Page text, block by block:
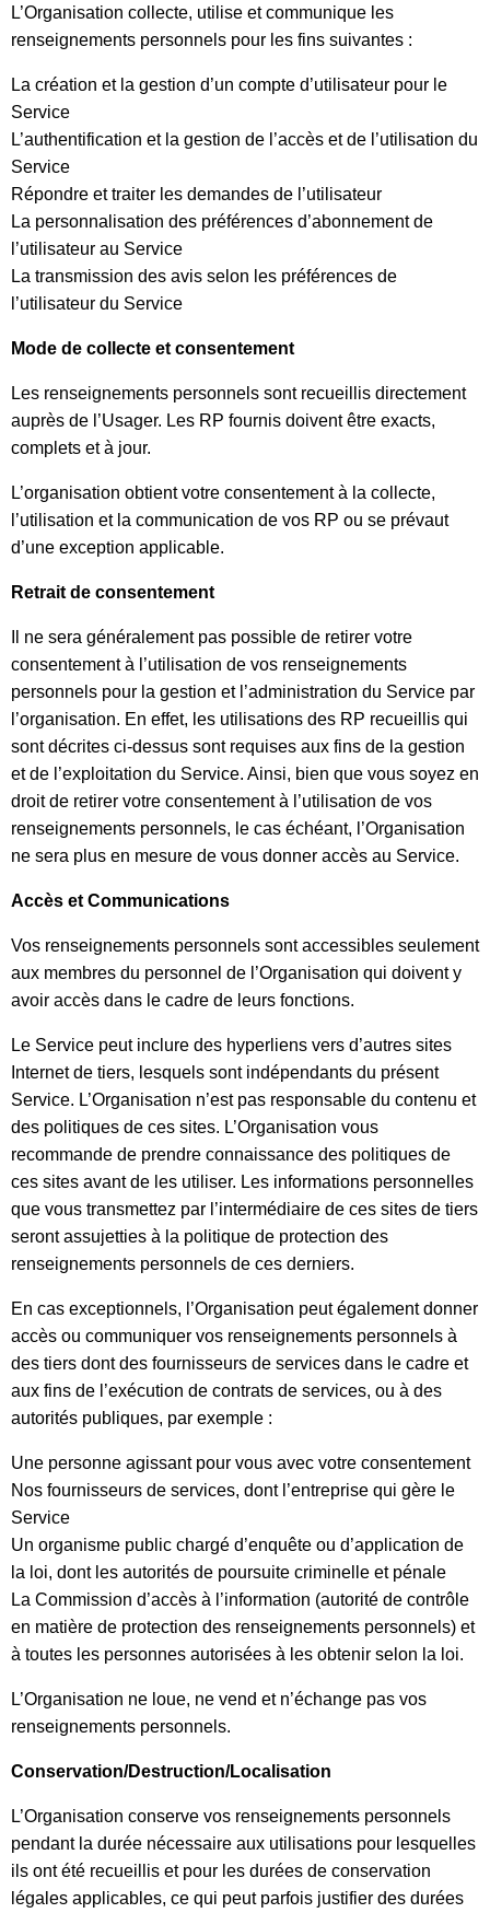
L’Organisation collecte, utilise et communique les
renseignements personnels pour les fins suivantes :
La création et la gestion d’un compte d’utilisateur pour le
Service
L’authentification et la gestion de l’accès et de l’utilisation du
Service
Répondre et traiter les demandes de l’utilisateur
La personnalisation des préférences d’abonnement de
l’utilisateur au Service
La transmission des avis selon les préférences de
l’utilisateur du Service
Mode de collecte et consentement
Les renseignements personnels sont recueillis directement
auprès de l’Usager. Les RP fournis doivent être exacts,
complets et à jour.
L’organisation obtient votre consentement à la collecte,
l’utilisation et la communication de vos RP ou se prévaut
d’une exception applicable.
Retrait de consentement
Il ne sera généralement pas possible de retirer votre
consentement à l’utilisation de vos renseignements
personnels pour la gestion et l’administration du Service par
l’organisation. En effet, les utilisations des RP recueillis qui
sont décrites ci-dessus sont requises aux fins de la gestion
et de l’exploitation du Service. Ainsi, bien que vous soyez en
droit de retirer votre consentement à l’utilisation de vos
renseignements personnels, le cas échéant, l’Organisation
ne sera plus en mesure de vous donner accès au Service.
Accès et Communications
Vos renseignements personnels sont accessibles seulement
aux membres du personnel de l’Organisation qui doivent y
avoir accès dans le cadre de leurs fonctions.
Le Service peut inclure des hyperliens vers d’autres sites
Internet de tiers, lesquels sont indépendants du présent
Service. L’Organisation n’est pas responsable du contenu et
des politiques de ces sites. L’Organisation vous
recommande de prendre connaissance des politiques de
ces sites avant de les utiliser. Les informations personnelles
que vous transmettez par l’intermédiaire de ces sites de tiers
seront assujetties à la politique de protection des
renseignements personnels de ces derniers.
En cas exceptionnels, l’Organisation peut également donner
accès ou communiquer vos renseignements personnels à
des tiers dont des fournisseurs de services dans le cadre et
aux fins de l’exécution de contrats de services, ou à des
autorités publiques, par exemple :
Une personne agissant pour vous avec votre consentement
Nos fournisseurs de services, dont l’entreprise qui gère le
Service
Un organisme public chargé d’enquête ou d’application de
la loi, dont les autorités de poursuite criminelle et pénale
La Commission d’accès à l’information (autorité de contrôle
en matière de protection des renseignements personnels) et
à toutes les personnes autorisées à les obtenir selon la loi.
L’Organisation ne loue, ne vend et n’échange pas vos
renseignements personnels.
Conservation/Destruction/Localisation
L’Organisation conserve vos renseignements personnels
pendant la durée nécessaire aux utilisations pour lesquelles
ils ont été recueillis et pour les durées de conservation
légales applicables, ce qui peut parfois justifier des durées